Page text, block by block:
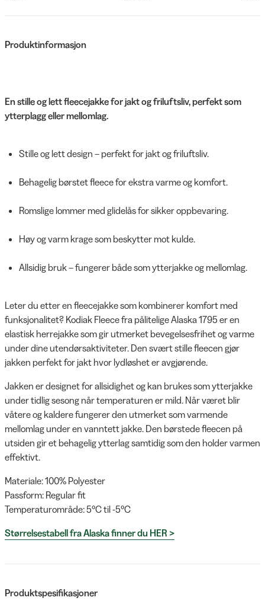
Produktinformasjon
En stille og lett fleecejakke for jakt og friluftsliv, perfekt som
ytterplagg eller mellomlag.
Stille og lett design – perfekt for jakt og friluftsliv.
Behagelig børstet fleece for ekstra varme og komfort.
Romslige lommer med glidelås for sikker oppbevaring.
Høy og varm krage som beskytter mot kulde.
Allsidig bruk – fungerer både som ytterjakke og mellomlag.
Leter du etter en fleecejakke som kombinerer komfort med
funksjonalitet? Kodiak Fleece fra pålitelige Alaska 1795 er en
elastisk herrejakke som gir utmerket bevegelsesfrihet og varme
under dine utendørsaktiviteter. Den svært stille fleecen gjør
jakken perfekt for jakt hvor lydløshet er avgjørende.
Jakken er designet for allsidighet og kan brukes som ytterjakke
under tidlig sesong når temperaturen er mild. Når været blir
våtere og kaldere fungerer den utmerket som varmende
mellomlag under en vanntett jakke. Den børstede fleecen på
utsiden gir et behagelig ytterlag samtidig som den holder varmen
effektivt.
Materiale: 100% Polyester
Passform: Regular fit
Temperaturområde: 5°C til -5°C
Størrelsestabell fra Alaska finner du HER >
Produktspesifikasjoner